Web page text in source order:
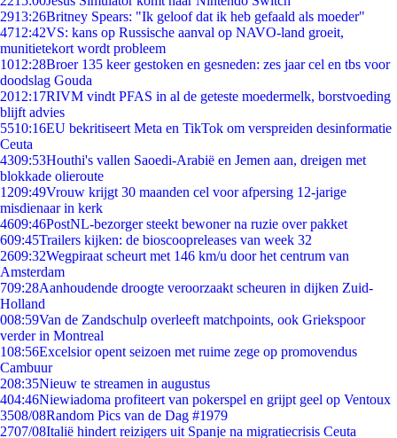
2913:26Britney Spears: "Ik geloof dat ik heb gefaald als moeder"
4712:42VS: kans op Russische aanval op NAVO-land groeit,
munitietekort wordt probleem
1012:28Broer 135 keer gestoken en gesneden: zes jaar cel en tbs voor
doodslag Gouda
2012:17RIVM vindt PFAS in al de geteste moedermelk, borstvoeding
blijft advies
5510:16EU bekritiseert Meta en TikTok om verspreiden desinformatie
Ceuta
4309:53Houthi's vallen Saoedi-Arabië en Jemen aan, dreigen met
blokkade olieroute
1209:49Vrouw krijgt 30 maanden cel voor afpersing 12-jarige
misdienaar in kerk
4609:46PostNL-bezorger steekt bewoner na ruzie over pakket
609:45Trailers kijken: de bioscoopreleases van week 32
2609:32Wegpiraat scheurt met 146 km/u door het centrum van
Amsterdam
709:28Aanhoudende droogte veroorzaakt scheuren in dijken Zuid-
Holland
008:59Van de Zandschulp overleeft matchpoints, ook Griekspoor
verder in Montreal
108:56Excelsior opent seizoen met ruime zege op promovendus
Cambuur
208:35Nieuw te streamen in augustus
404:46Niewiadoma profiteert van pokerspel en grijpt geel op Ventoux
3508/08Random Pics van de Dag #1979
2707/08Italië hindert reizigers uit Spanje na migratiecrisis Ceuta